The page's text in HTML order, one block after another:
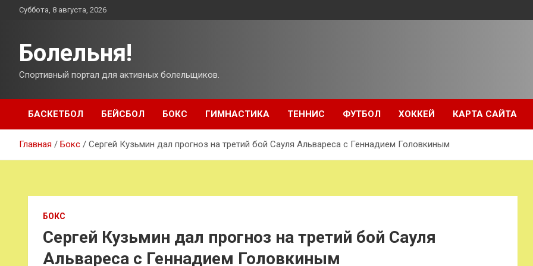
ПерейтиСуббота, 8 августа, 2026
Болельня!
Спортивный портал для активных болельщиков.
БАСКЕТБОЛ БЕЙСБОЛ БОКС ГИМНАСТИКА ТЕННИС ФУТБОЛ ХОККЕЙ КАРТА САЙТА
Главная Бокс Сергей Кузьмин дал прогноз на третий бой Сауля Альвареса с Геннадием Головкиным
БОКС
Сергей Кузьмин дал прогноз на третий бой Сауля
Альвареса с Геннадием Головкиным